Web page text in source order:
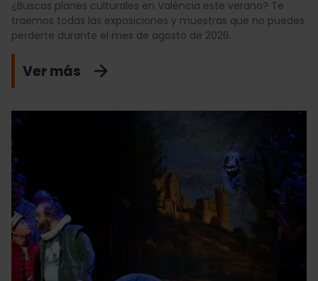
¿Buscas planes culturales en València este verano? Te
traemos todas las exposiciones y muestras que no puedes
perderte durante el mes de agosto de 2026.
Ver más